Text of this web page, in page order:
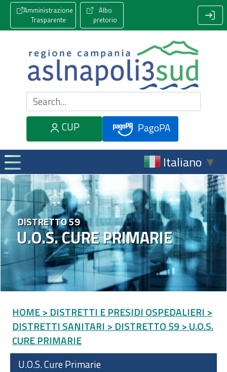
Amministrazione
Trasparente
Albo
pretorio
Cerca nel sito
CUP
PagoPA
Italiano ▼
U.O.S. CURE PRIMARIE
DISTRETTO 59
HOME > DISTRETTI E PRESIDI OSPEDALIERI >
DISTRETTI SANITARI > DISTRETTO 59 > U.O.S.
CURE PRIMARIE
U.O.S. Cure Primarie